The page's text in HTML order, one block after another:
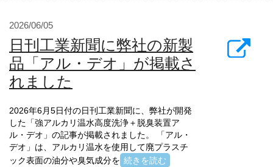
2026/06/05
日刊工業新聞に弊社の新製
品「アル・デオ」が掲載さ
れました
2026年6月5日付の日刊工業新聞に、弊社が開発
した「強アルカリ温水高度洗浄＋脱臭装置ア
ル・デオ」の記事が掲載されました。 「アル・
デオ」は、アルカリ温水を使用して廃プラスチ
ック表面の油分や臭気成分を 続きを読む